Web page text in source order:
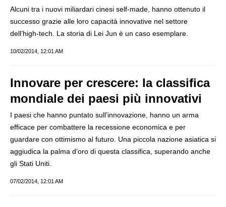
Alcuni tra i nuovi miliardari cinesi self-made, hanno ottenuto il
successo grazie alle loro capacità innovative nel settore
dell’high-tech. La storia di Lei Jun è un caso esemplare.
10/02/2014, 12:01 AM
Innovare per crescere: la classifica
mondiale dei paesi più innovativi
I paesi che hanno puntato sull’innovazione, hanno un arma
efficace per combattere la recessione economica e per
guardare con ottimismo al futuro. Una piccola nazione asiatica si
aggiudica la palma d’oro di questa classifica, superando anche
gli Stati Uniti.
07/02/2014, 12:01 AM